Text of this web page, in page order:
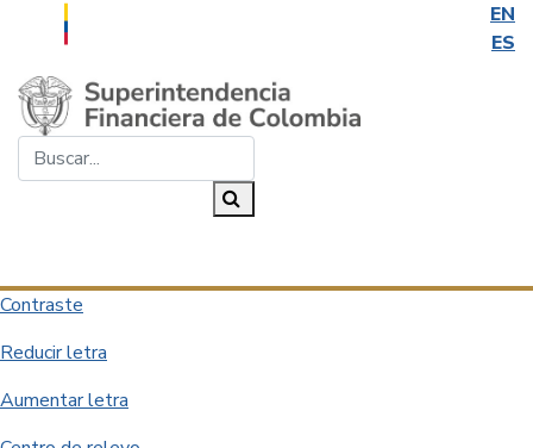
EN
ES
Saltar al contenido principal
Contraste
Reducir letra
Aumentar letra